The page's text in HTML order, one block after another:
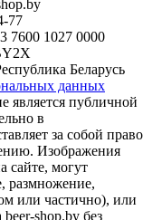
77
7600 1027 0000
Беларусь
данных
является публичной
в
за собой право
Изображения
сайте, могут
размножение,
или частично), или
shop.by без